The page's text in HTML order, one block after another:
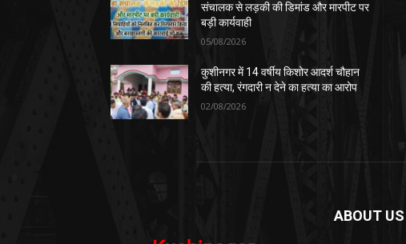
संचालक से लड़की की डिमांड और मारपीट पर
बड़ी कार्यवाही
05/08/2026
कुशीनगर में 14 वर्षीय किशोर आदर्श चौहान
की हत्या, रंगदारी न देने का हत्या का आरोप
02/08/2026
ABOUT US